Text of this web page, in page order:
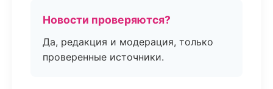
Новости проверяются?
Да, редакция и модерация, только
проверенные источники.